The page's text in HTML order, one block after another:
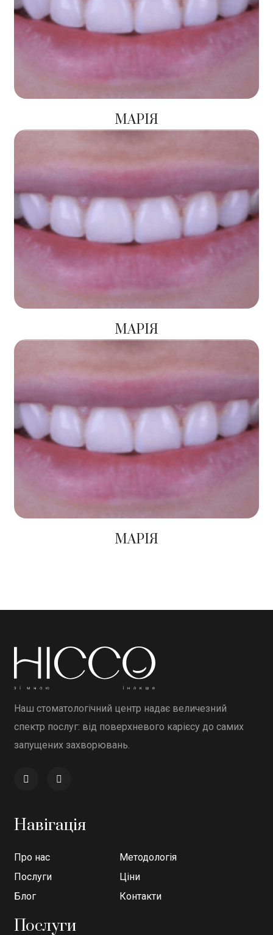
МАРІЯ
МАРІЯ
МАРІЯ
Наш стоматологічний центр надає величезний
спектр послуг: від поверхневого карієсу до самих
запущених захворювань.
Навігація
Про нас
Методологія
Послуги
Ціни
Блог
Контакти
Послуги